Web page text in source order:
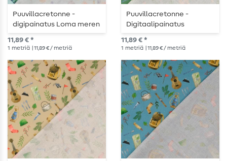
Puuvillacretonne -
digipainatus Loma meren
äärellä vaaleansininen
11,89 € *
1 metriä | 11,89 € / metriä
Puuvillacretonne -
Digitaalipainatus
vaellusvarusteet tumma
vihreä
11,89 € *
1 metriä | 11,89 € / metriä